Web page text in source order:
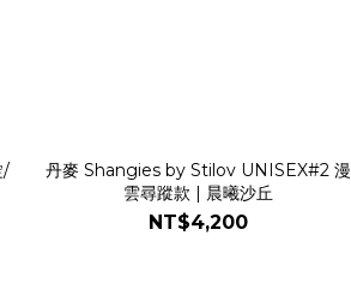
/
丹麥 Shangies by Stilov UNISEX#2 漫
雲尋蹤款 | 晨曦沙丘
NT$4,200